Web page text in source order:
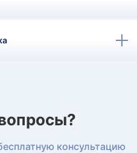
консультацию